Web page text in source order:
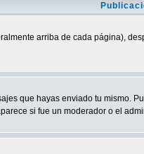
arriba de cada página),
que hayas enviado tu mismo.
si fue un moderador o el